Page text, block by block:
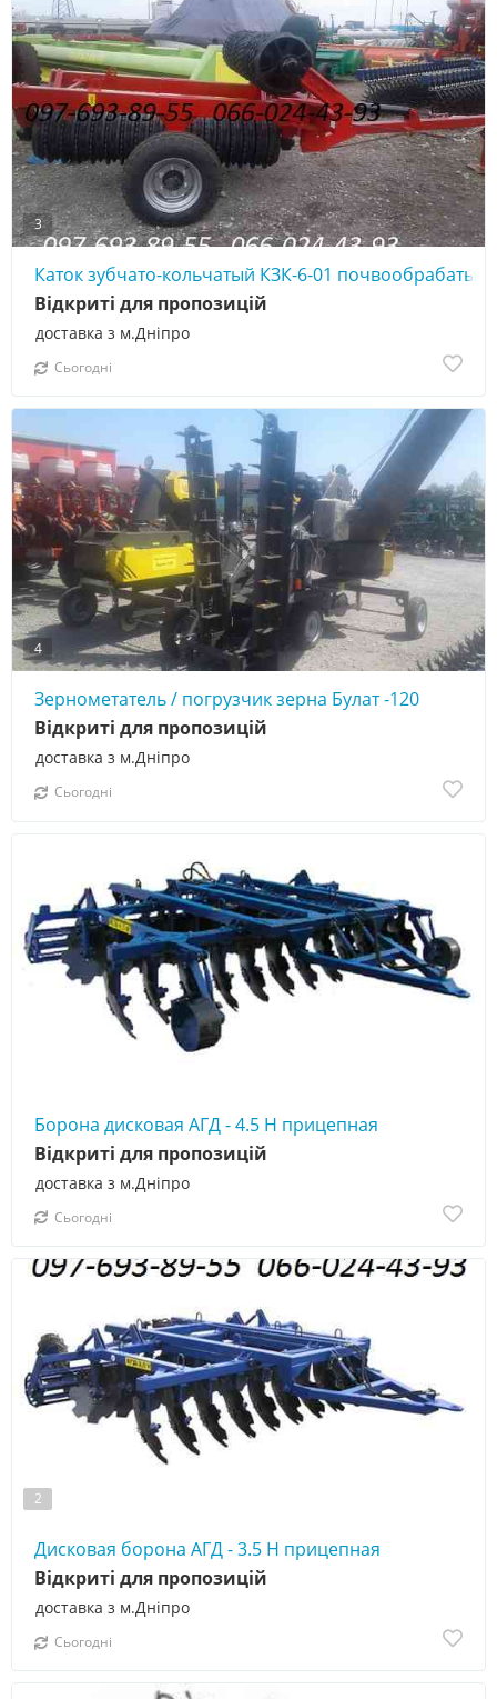
3
Каток зубчато-кольчатый КЗК-6-01
доставка з м.Дніпро
Відкриті для пропозицій
Сьогодні
4
Зернометатель / погрузчик зерна Булат -120
доставка з м.Дніпро
Відкриті для пропозицій
Сьогодні
Борона дисковая АГД - 4.5 Н прицепная
доставка з м.Дніпро
Відкриті для пропозицій
Сьогодні
2
Дисковая борона АГД - 3.5 Н прицепная
доставка з м.Дніпро
Відкриті для пропозицій
Сьогодні